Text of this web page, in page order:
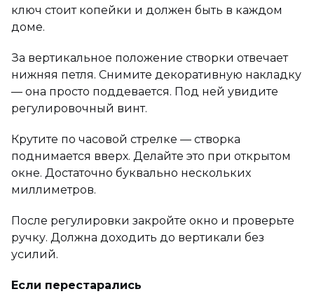
ключ стоит копейки и должен быть в каждом
доме.
За вертикальное положение створки отвечает
нижняя петля. Снимите декоративную накладку
— она просто поддевается. Под ней увидите
регулировочный винт.
Крутите по часовой стрелке — створка
поднимается вверх. Делайте это при открытом
окне. Достаточно буквально нескольких
миллиметров.
После регулировки закройте окно и проверьте
ручку. Должна доходить до вертикали без
усилий.
Если перестарались